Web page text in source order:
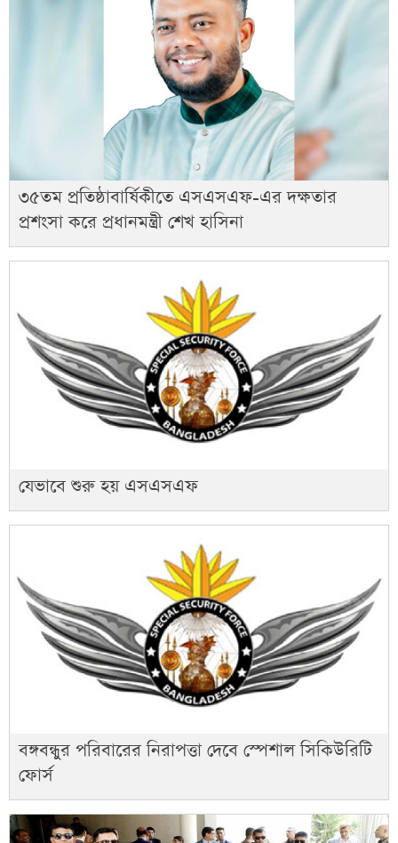
৩৫তম প্রতিষ্ঠাবার্ষিকীতে এসএসএফ-এর দক্ষতার
প্রশংসা করে প্রধানমন্ত্রী শেখ হাসিনা
যেভাবে শুরু হয় এসএসএফ
বঙ্গবন্ধুর পরিবারের নিরাপত্তা দেবে স্পেশাল সিকিউরিটি
ফোর্স